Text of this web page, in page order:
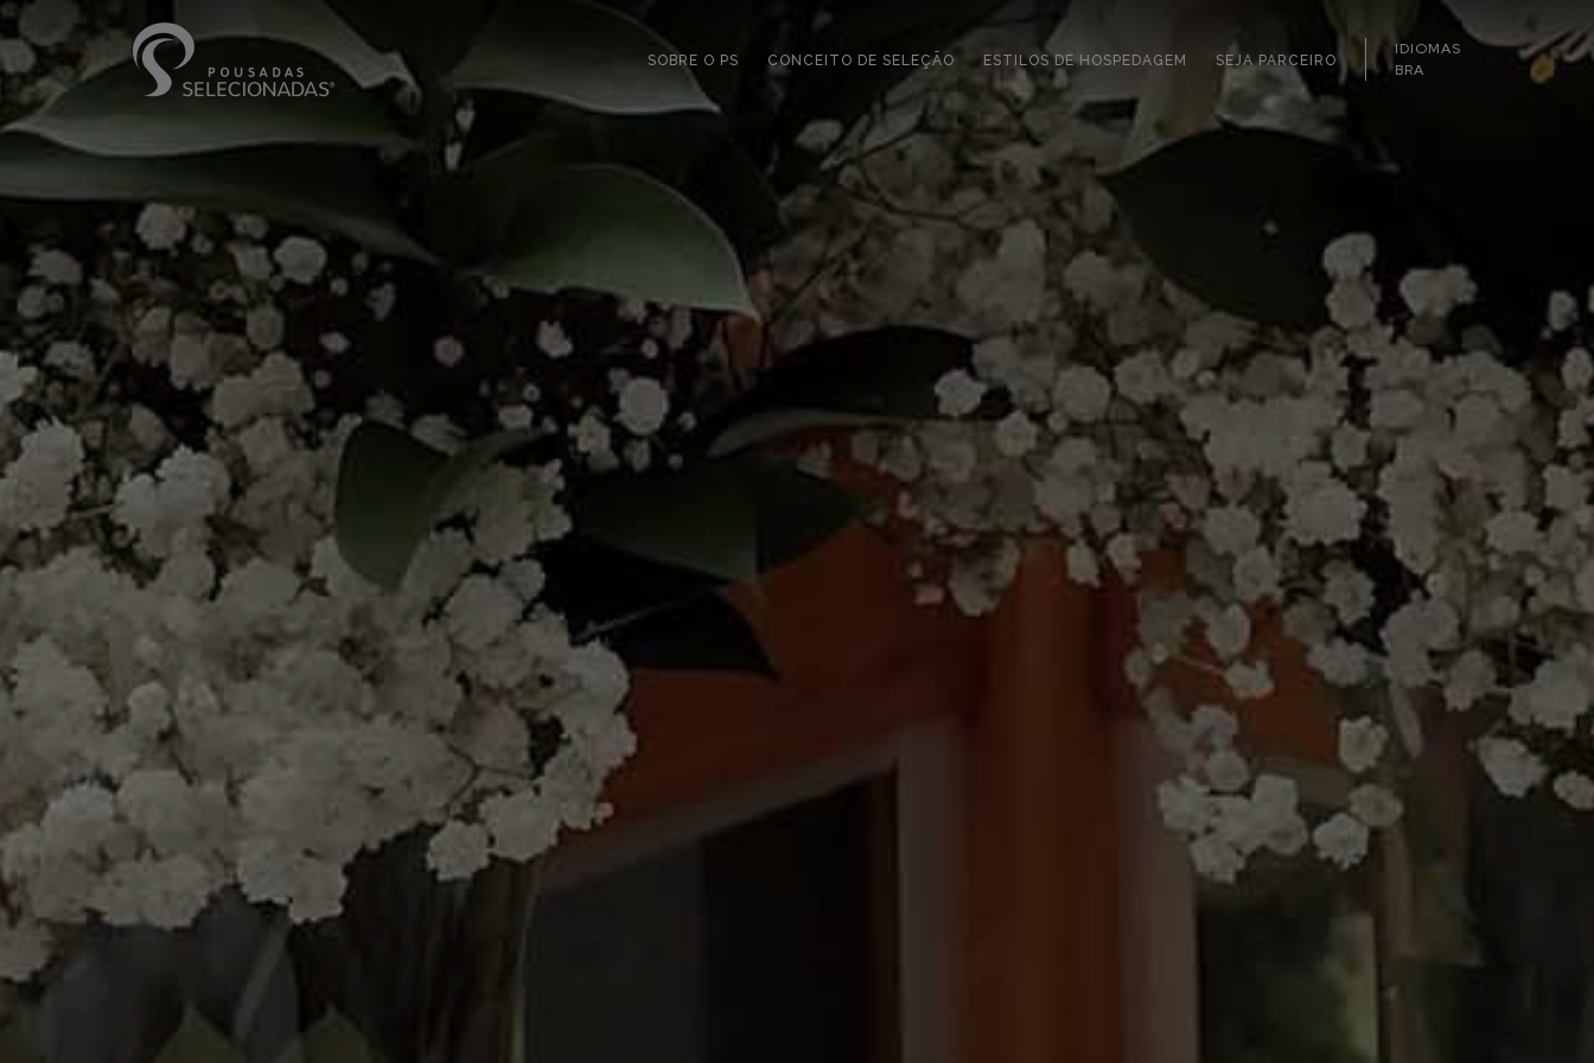
SOBRE O PS CONCEITO DE SELEÇÃO ESTILOS DE HOSPEDAGEM SEJA PARCEIRO
IDIOMAS
BRA